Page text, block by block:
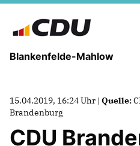
Blankenfelde-Mahlow
15.04.2019, 16:24 Uhr | Quelle:
Brandenburg
CDU